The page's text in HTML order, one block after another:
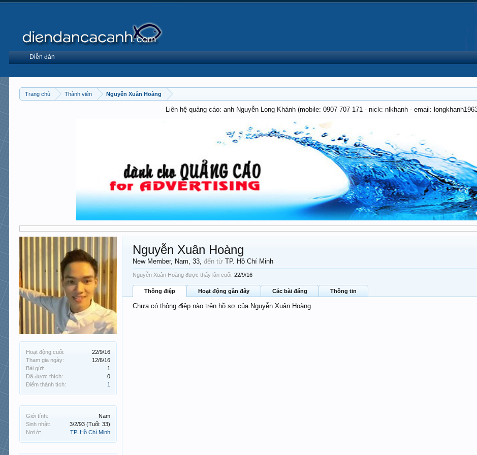
Trang chủ Thành viên Nguyễn Xuân Hoàng
Liên hệ quảng cáo: anh Nguyễn Long Khánh (mobile: 0907 707 171 - nick: nlkhanh - email:
Hoạt động cuối:
22/9/16
Tham gia ngày:
12/6/16
Bài gửi:
1
Đã được thích:
0
Điểm thành tích:
1
Giới tính:
Nam
Sinh nhật:
3/2/93 (Tuổi: 33)
Nơi ở:
TP. Hồ Chí Minh
Nguyễn Xuân Hoàng
New Member, Nam, 33,đến từ TP. Hồ Chí Minh
Nguyễn Xuân Hoàng được thấy lần cuối: 22/9/16
Thông điệp Hoạt động gần đây Các bài đăng Thông tin
Chưa có thông điệp nào trên hồ sơ của Nguyễn Xuân Hoàng.
Diễn đàn